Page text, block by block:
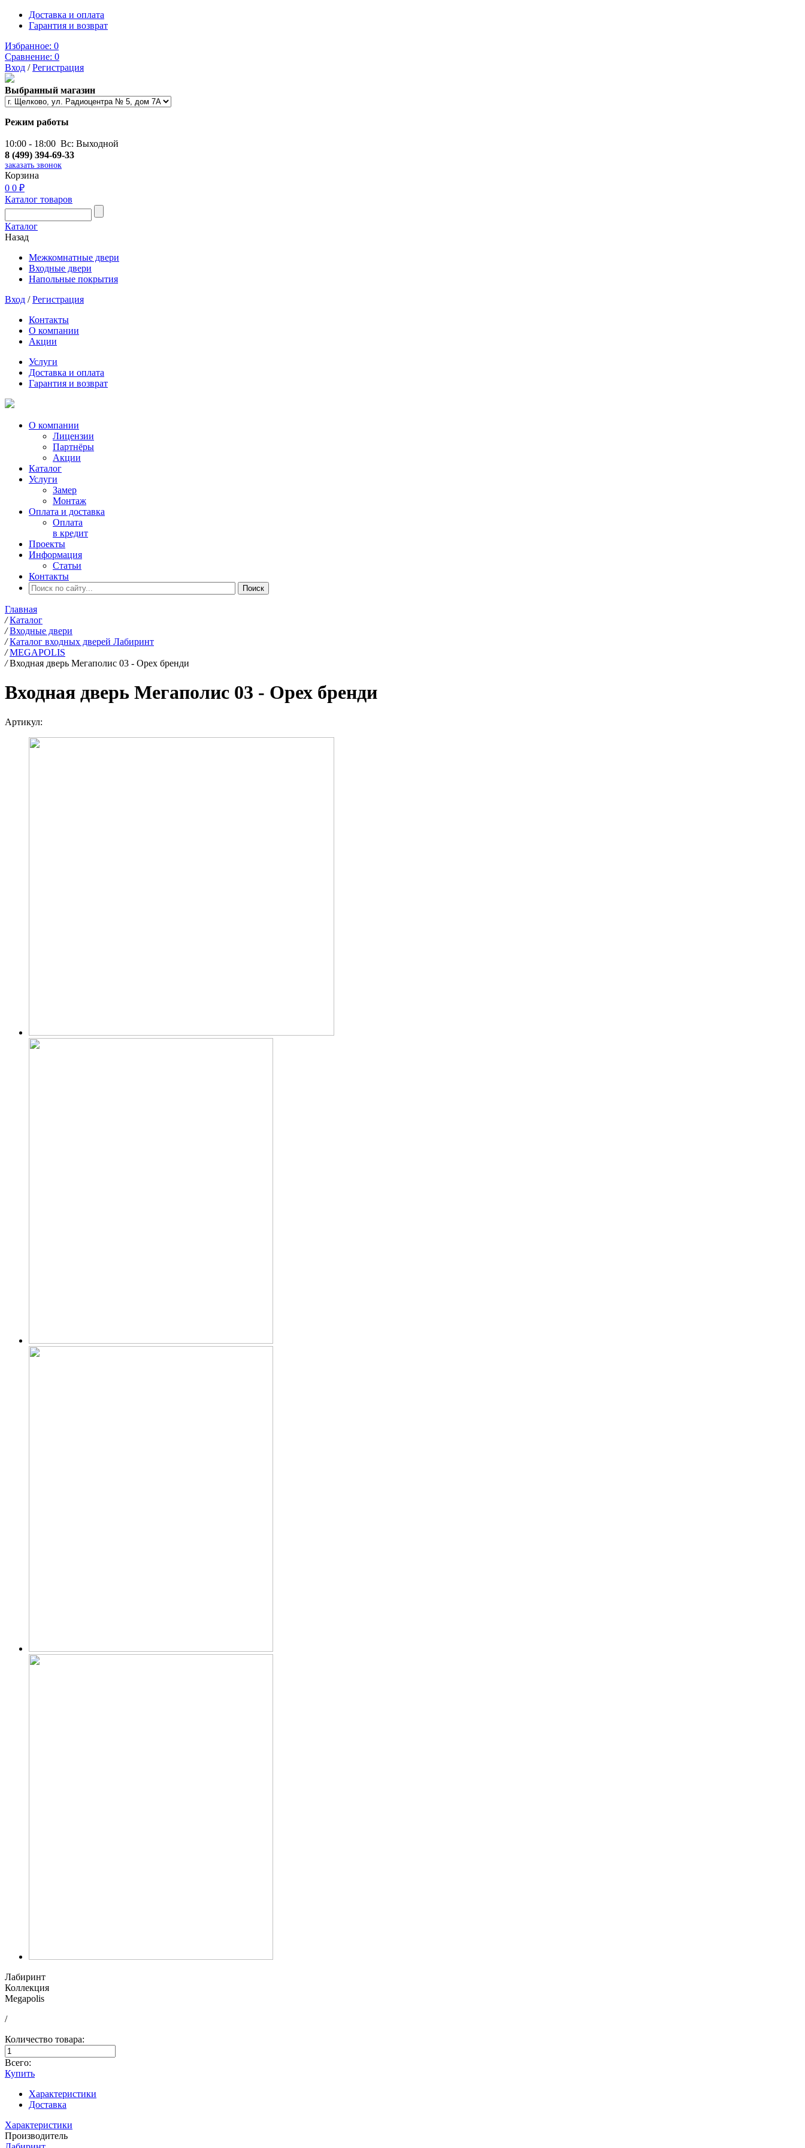
Доставка и оплата
Гарантия и возврат
Избранное: 0
Сравнение: 0
Вход /Регистрация
Выбранный магазин
Режим работы
10:00 - 18:00 Вс: Выходной
8 (499) 394-69-33
заказать звонок
Корзина
0 0 ₽
Каталог товаров
Каталог
Назад
Межкомнатные двери
Входные двери
Напольные покрытия
Вход /Регистрация
Контакты
О компании
Акции
Услуги
Доставка и оплата
Гарантия и возврат
О компании
Лицензии
Партнёры
Акции
Каталог
Услуги
Замер
Монтаж
Оплата и доставка
Оплата
в кредит
Проекты
Информация
Статьи
Контакты
Главная
/ Каталог
/ Входные двери
/ Каталог входных дверей Лабиринт
/ MEGAPOLIS
/ Входная дверь Мегаполис 03 - Орех бренди
Входная дверь Мегаполис 03 - Орех бренди
Артикул:
Лабиринт
Коллекция
Megapolis
/
Количество товара:
Всего:
Купить
Характеристики
Доставка
Характеристики
Производитель